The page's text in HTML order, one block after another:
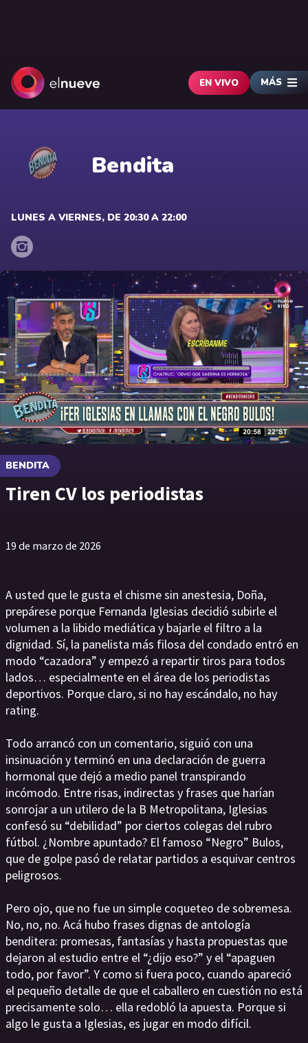
EN VIVO MÁS
Bendita
LUNES A VIERNES, DE 20:30 A 22:00
BENDITA
Tiren CV los periodistas
19 de marzo de 2026
A usted que le gusta el chisme sin anestesia, Doña,
prepárese porque Fernanda Iglesias decidió subirle el
volumen a la libido mediática y bajarle el filtro a la
dignidad. Sí, la panelista más filosa del condado entró en
modo “cazadora” y empezó a repartir tiros para todos
lados… especialmente en el área de los periodistas
deportivos. Porque claro, si no hay escándalo, no hay
rating.
Todo arrancó con un comentario, siguió con una
insinuación y terminó en una declaración de guerra
hormonal que dejó a medio panel transpirando
incómodo. Entre risas, indirectas y frases que harían
sonrojar a un utilero de la B Metropolitana, Iglesias
confesó su “debilidad” por ciertos colegas del rubro
fútbol. ¿Nombre apuntado? El famoso “Negro” Bulos,
que de golpe pasó de relatar partidos a esquivar centros
peligrosos.
Pero ojo, que no fue un simple coqueteo de sobremesa.
No, no, no. Acá hubo frases dignas de antología
benditera: promesas, fantasías y hasta propuestas que
dejaron al estudio entre el “¿dijo eso?” y el “apaguen
todo, por favor”. Y como si fuera poco, cuando apareció
el pequeño detalle de que el caballero en cuestión no está
precisamente solo… ella redobló la apuesta. Porque si
algo le gusta a Iglesias, es jugar en modo difícil.